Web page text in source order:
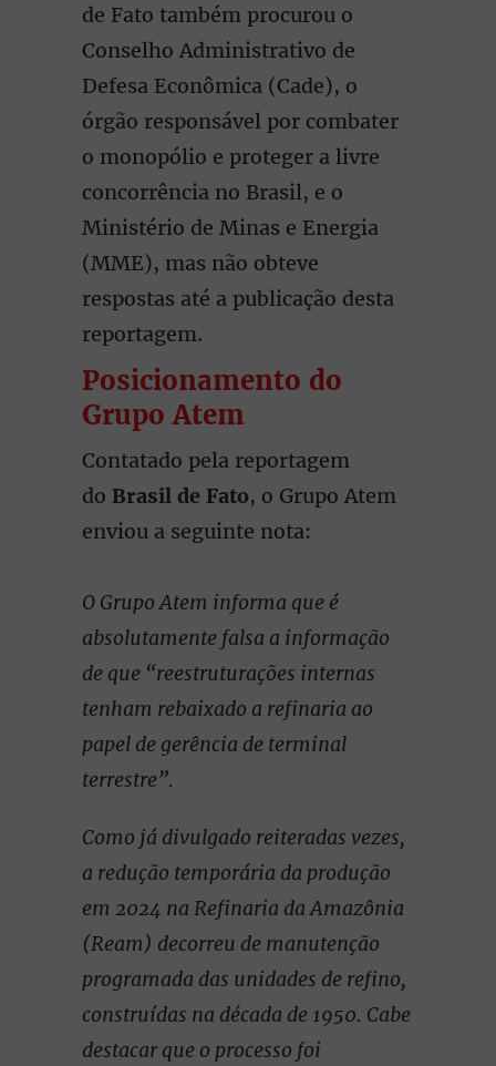
de Fato também procurou o
Conselho Administrativo de
Defesa Econômica (Cade), o
órgão responsável por combater
o monopólio e proteger a livre
concorrência no Brasil, e o
Ministério de Minas e Energia
(MME), mas não obteve
respostas até a publicação desta
reportagem.
Posicionamento do
Grupo Atem
Contatado pela reportagem
do Brasil de Fato, o Grupo Atem
enviou a seguinte nota:
O Grupo Atem informa que é
absolutamente falsa a informação
de que “reestruturações internas
tenham rebaixado a refinaria ao
papel de gerência de terminal
terrestre”.
Como já divulgado reiteradas vezes,
a redução temporária da produção
em 2024 na Refinaria da Amazônia
(Ream) decorreu de manutenção
programada das unidades de refino,
construídas na década de 1950. Cabe
destacar que o processo foi